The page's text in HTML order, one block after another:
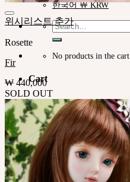
한국어 ￦ KRW
Search
for:
No products in the cart.
Cart
No products in the cart.
위시리스트 추가
Rosette
Fir
₩ 440,000
SOLD OUT